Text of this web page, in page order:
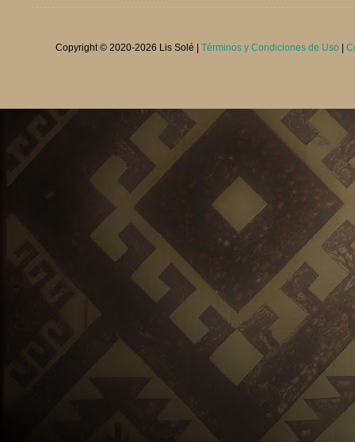
Copyright © 2020-2026 Lis Solé | Términos y Condiciones de Uso |